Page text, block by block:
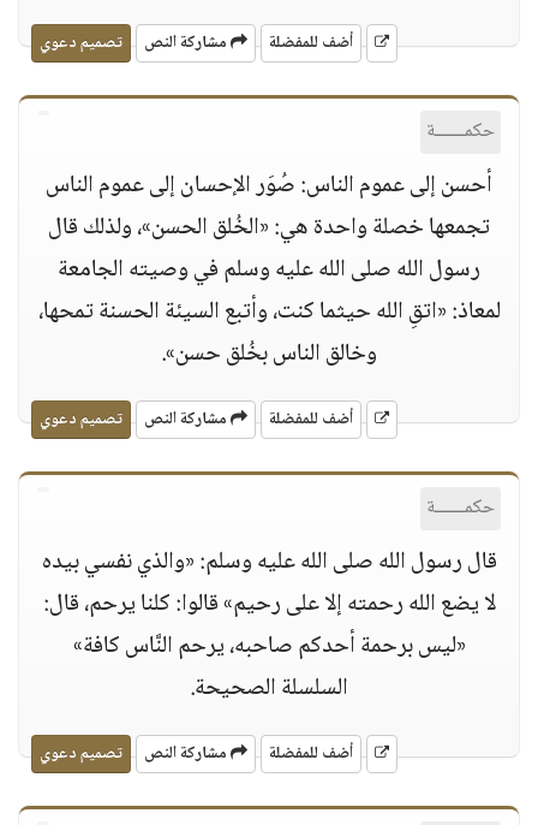
أضف للمفضلة مشاركة النص تصميم دعوي
حكمــــــة
أحسن إلى عموم الناس: صُوَر الإحسان إلى عموم الناس
تجمعها خصلة واحدة هي: «الخُلق الحسن»، ولذلك قال
رسول الله صلى الله عليه وسلم في وصيته الجامعة
لمعاذ: «اتقِ الله حيثما كنت، وأتبع السيئة الحسنة تمحها،
وخالق الناس بخُلق حسن».
أضف للمفضلة مشاركة النص تصميم دعوي
حكمــــــة
قال رسول الله صلى الله عليه وسلم: «والذي نفسي بيده
لا يضع الله رحمته إلا على رحيم» قالوا: كلنا يرحم، قال:
«ليس برحمة أحدكم صاحبه، يرحم النَّاس كافة»
السلسلة الصحيحة.
أضف للمفضلة مشاركة النص تصميم دعوي